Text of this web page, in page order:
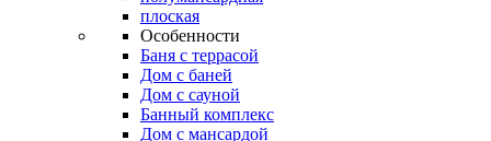
плоская
Особенности
Баня с террасой
Дом с баней
Дом с сауной
Банный комплекс
Дом с мансардой